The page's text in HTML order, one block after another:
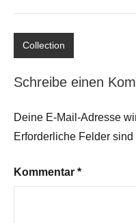
Collection
Schreibe einen
Deine E-Mail-Adresse
Erforderliche Felder sind
Kommentar *